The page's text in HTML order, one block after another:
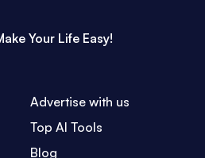
Your Life Easy!
Advertise with us
Top AI Tools
Blog